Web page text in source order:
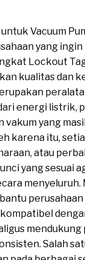
Vacuum
yang
Lockout
kualitas dan
energi listrik,
vakum yang
karena itu,
atau
yang sesuai
Salah